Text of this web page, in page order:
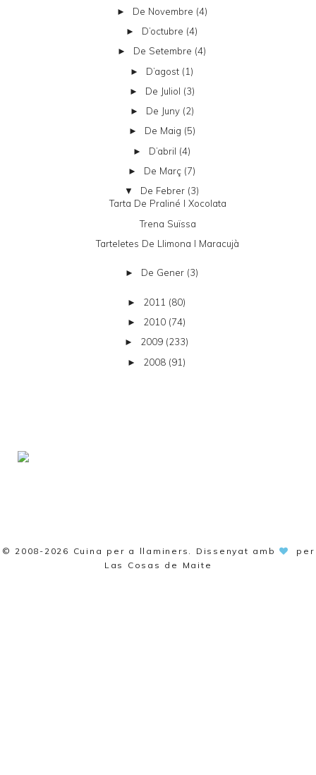
► De Novembre (4)
► D’octubre (4)
► De Setembre (4)
► D’agost (1)
► De Juliol (3)
► De Juny (2)
► De Maig (5)
► D’abril (4)
► De Març (7)
▼ De Febrer (3)
Tarta De Praliné I Xocolata
Trena Suïssa
Tarteletes De Llimona I Maracujà
► De Gener (3)
► 2011 (80)
► 2010 (74)
► 2009 (233)
► 2008 (91)
© 2008-2026 Cuina per a llaminers . Dissenyat amb
per
Las Cosas de Maite